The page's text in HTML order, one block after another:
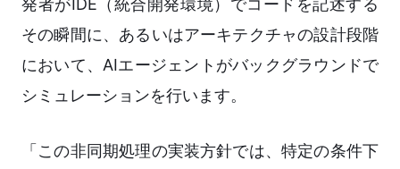
発者がIDE（統合開発環境）でコードを記述する
その瞬間に、あるいはアーキテクチャの設計段階
において、AIエージェントがバックグラウンドで
シミュレーションを行います。
「この非同期処理の実装方針では、特定の条件下